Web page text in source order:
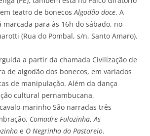
teatro de bonecos Algodão doce. A
marcada para às 16h do sábado, no
(Rua do Pombal, s/n, Santo Amaro).
a partir da chamada Civilização de
de algodão dos bonecos, em variados
de manipulação. Além da dança
cultural pernambucana,
marinho São narradas três
Comadre Fulozinha, As
e O Negrinho do Pastoreio.